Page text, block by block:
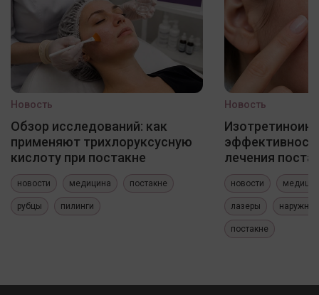
Новость
Обзор исследований: как
применяют трихлоруксусную
кислоту при постакне
новости медицина постакне
рубцы пилинги
Новость
Изотретиноин
лечения
новости
лазеры
постакне